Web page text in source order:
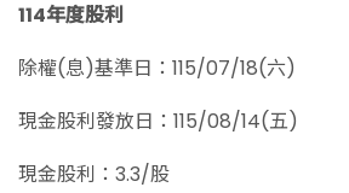
114年度股利
除權(息)基準日：115/07/18(六)
現金股利發放日：115/08/14(五)
現金股利：3.3/股